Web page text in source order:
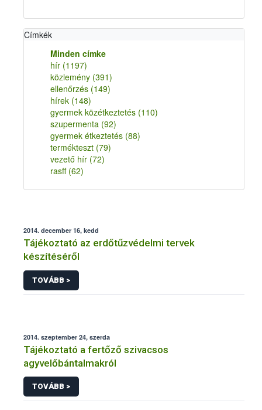
Címkék
Minden címke
hír (1197)
közlemény (391)
ellenőrzés (149)
hírek (148)
gyermek közétkeztetés (110)
szupermenta (92)
gyermek étkeztetés (88)
termékteszt (79)
vezető hír (72)
rasff (62)
2014. december 16, kedd
Tájékoztató az erdőtűzvédelmi tervek
készítéséről
TOVÁBB >
2014. szeptember 24, szerda
Tájékoztató a fertőző szivacsos
agyvelőbántalmakról
TOVÁBB >